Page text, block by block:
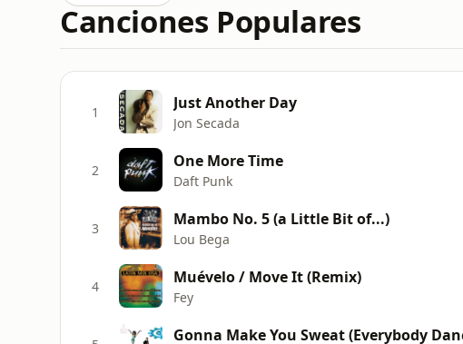
Canciones Populares
1 Just Another Day
Jon Secada
2 One More Time
Daft Punk
3 Mambo No. 5 (a Little Bit of...)
Lou Bega
4 Muévelo / Move It (Remix)
Fey
Gonna Make You Sweat (Everybody